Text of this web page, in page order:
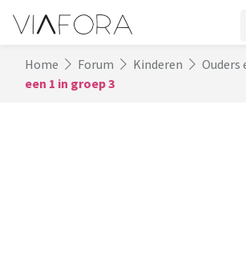
Home Forum Kinderen
Ouders
een 1 in groep 3